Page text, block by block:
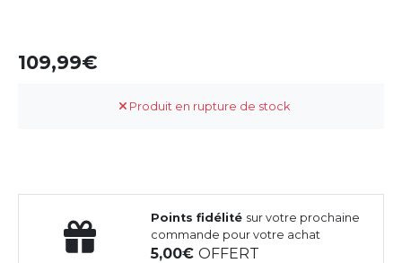
109,99
Produit en rupture de stock
Points fidélité sur votre prochaine
commande pour votre achat
5,00OFFERT